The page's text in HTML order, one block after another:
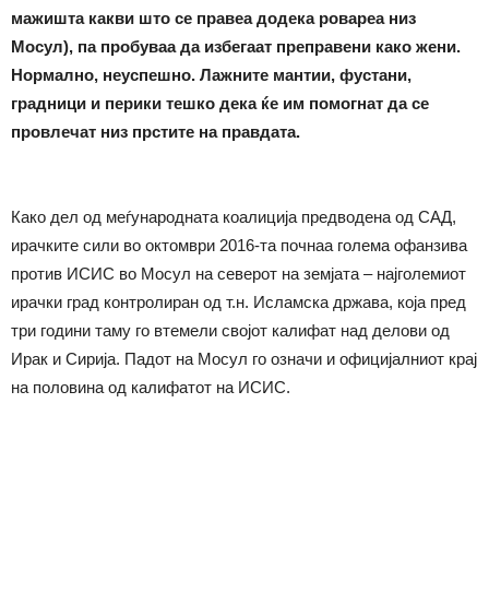
мажишта какви што се правеа додека ровареа низ
Мосул), па пробуваа да избегаат преправени како жени.
Нормално, неуспешно. Лажните мантии, фустани,
градници и перики тешко дека ќе им помогнат да се
провлечат низ прстите на правдата.
Како дел од меѓународната коалиција предводена од САД,
ирачките сили во октомври 2016-та почнаа голема офанзива
против ИСИС во Мосул на северот на земјата – најголемиот
ирачки град контролиран од т.н. Исламска држава, која пред
три години таму го втемели својот калифат над делови од
Ирак и Сирија. Падот на Мосул го означи и официјалниот крај
на половина од калифатот на ИСИС.